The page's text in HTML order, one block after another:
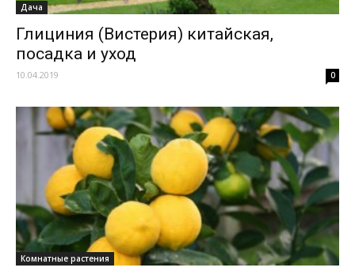
Дача
Глициния (Вистерия) китайская,
посадка и уход
10.04.2019 0
Комнатные растения